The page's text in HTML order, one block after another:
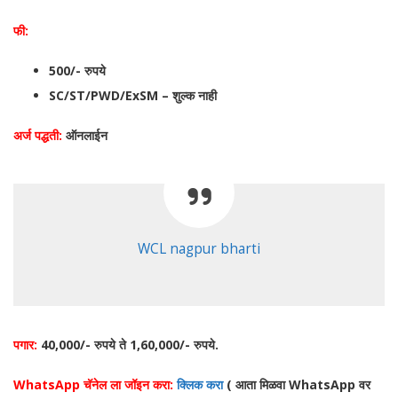
फी:
500/- रुपये
SC/ST/PWD/ExSM – शुल्क नाही
अर्ज पद्धती: ऑनलाईन
WCL nagpur bharti
पगार: 40,000/- रुपये ते 1,60,000/- रुपये.
WhatsApp चॅनेल ला जॉइन करा: क्लिक करा ( आता मिळवा WhatsApp वर